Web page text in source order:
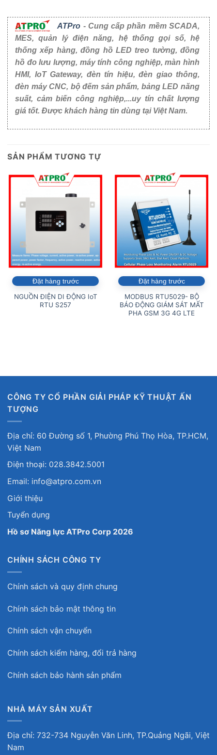
ATPro - Cung cấp phần mềm SCADA,
MES, quản lý điện năng, hệ thống gọi số, hệ
thống xếp hàng, đồng hồ LED treo tường, đồng
hồ đo lưu lượng, máy tính công nghiệp, màn hình
HMI, IoT Gateway, đèn tín hiệu, đèn giao thông,
đèn máy CNC, bộ đếm sản phẩm, bảng LED năng
suất, cảm biến công nghiệp,...uy tín chất lượng
giá tốt. Được khách hàng tin dùng tại Việt Nam.
SẢN PHẨM TƯƠNG TỰ
Đặt hàng trước
NGUỒN ĐIỆN DI ĐỘNG IoT
RTU S257
Đặt hàng trước
MODBUS RTU5029- BỘ
BÁO ĐỘNG GIÁM SÁT MẤT
PHA GSM 3G 4G LTE
CÔNG TY CỔ PHẦN GIẢI PHÁP KỸ THUẬT ẤN
TƯỢNG
Địa chỉ: 60 Đường số 1, Phường Phú Thọ Hòa, TP.HCM,
Việt Nam
Điện thoại: 028.3842.5001
Email: info@atpro.com.vn
Giới thiệu
Tuyển dụng
Hồ sơ Năng lực ATPro Corp 2026
CHÍNH SÁCH CÔNG TY
Chính sách và quy định chung
Chính sách bảo mật thông tin
Chính sách vận chuyển
Chính sách kiểm hàng, đổi trả hàng
Chính sách bảo hành sản phẩm
NHÀ MÁY SẢN XUẤT
Địa chỉ: 732-734 Nguyễn Văn Linh, TP.Quảng Ngãi, Việt
Nam